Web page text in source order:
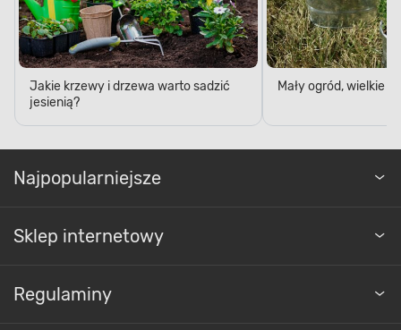
Jakie krzewy i drzewa warto sadzić
jesienią?
Mały ogród, wielkie
Najpopularniejsze
Sklep internetowy
Regulaminy